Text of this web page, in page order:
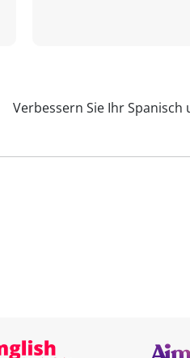
Verbessern Sie Ihr